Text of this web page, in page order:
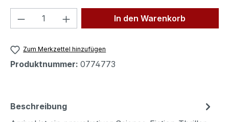
Produkt Anzahl: Gib denIn den Warenkorb
Zum Merkzettel hinzufügen
Produktnummer: 0774773
Beschreibung